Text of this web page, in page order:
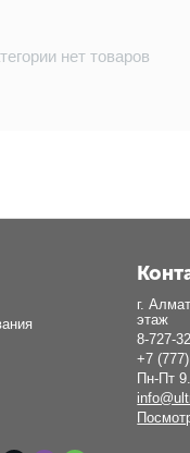
нет товаров
г.
этаж
8-727-
+7
Пн-Пт